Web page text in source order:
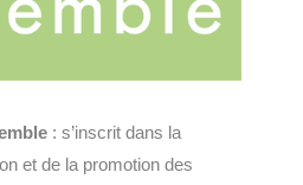
: s’inscrit dans la
et de la promotion des